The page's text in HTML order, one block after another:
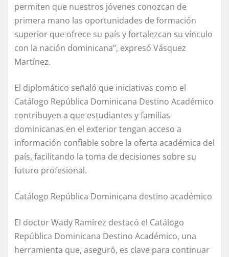
permiten que nuestros jóvenes conozcan de
primera mano las oportunidades de formación
superior que ofrece su país y fortalezcan su vínculo
con la nación dominicana”, expresó Vásquez
Martínez.
El diplomático señaló que iniciativas como el
Catálogo República Dominicana Destino Académico
contribuyen a que estudiantes y familias
dominicanas en el exterior tengan acceso a
información confiable sobre la oferta académica del
país, facilitando la toma de decisiones sobre su
futuro profesional.
Catálogo República Dominicana destino académico
El doctor Wady Ramírez destacó el Catálogo
República Dominicana Destino Académico, una
herramienta que, aseguró, es clave para continuar